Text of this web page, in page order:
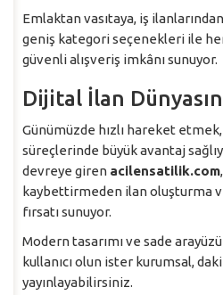
Emlaktan vasıtaya, iş
geniş kategori seçenekleri ile
güvenli alışveriş imkânı sunuyor.
Dijital İlan
Günümüzde hızlı hareket
süreçlerinde büyük avantaj
devreye giren acilensatilik.com
kaybettirmeden ilan oluşturma
fırsatı sunuyor.
Modern tasarımı ve sade
kullanıcı olun ister kurumsal,
yayınlayabilirsiniz.